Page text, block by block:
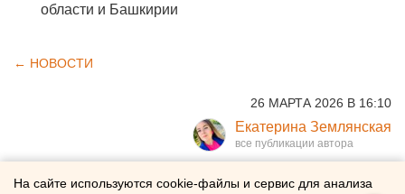
области и Башкирии
← НОВОСТИ
26 МАРТА 2026 В 16:10
Екатерина Землянская
Россиянам напомнили о
На сайте используются cookie-файлы и сервис для анализа